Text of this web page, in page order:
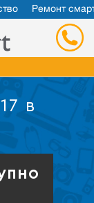
Ремонт
в